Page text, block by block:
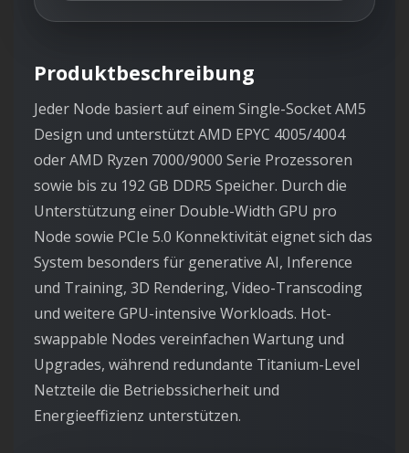
Produktbeschreibung
Jeder Node basiert auf einem Single-Socket AM5
Design und unterstützt AMD EPYC 4005/4004
oder AMD Ryzen 7000/9000 Serie Prozessoren
sowie bis zu 192 GB DDR5 Speicher. Durch die
Unterstützung einer Double-Width GPU pro
Node sowie PCIe 5.0 Konnektivität eignet sich das
System besonders für generative AI, Inference
und Training, 3D Rendering, Video-Transcoding
und weitere GPU-intensive Workloads. Hot-
swappable Nodes vereinfachen Wartung und
Upgrades, während redundante Titanium-Level
Netzteile die Betriebssicherheit und
Energieeffizienz unterstützen.